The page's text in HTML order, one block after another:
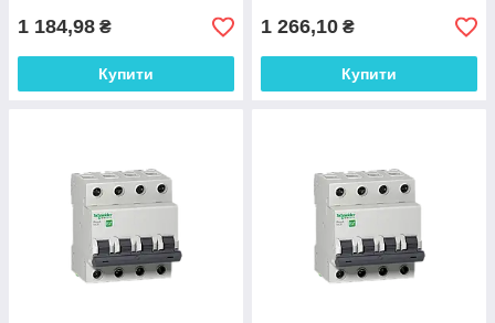
1 184,98 ₴
Купити
1 266,10 ₴
Купити